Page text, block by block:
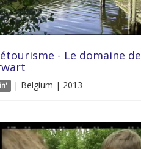
- Le domaine de
| Belgium | 2013